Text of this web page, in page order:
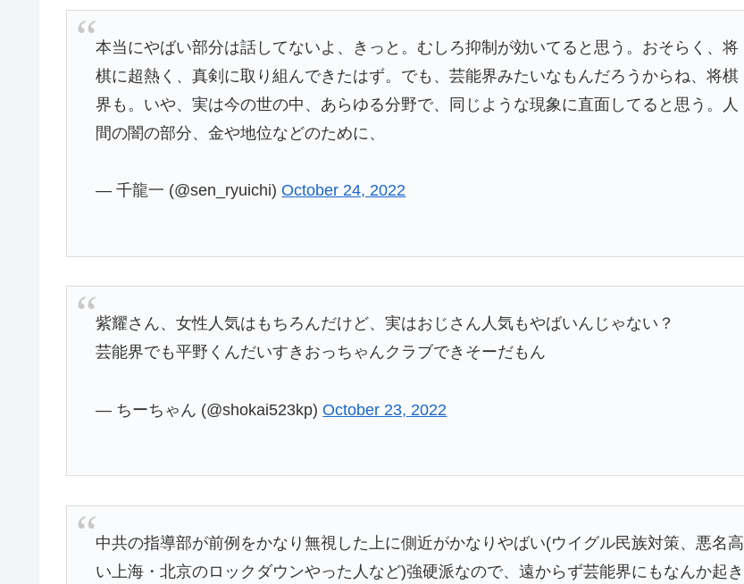
本当にやばい部分は話してないよ、きっと。むしろ抑制が効いてると思う。おそらく、将
棋に超熱く、真剣に取り組んできたはず。でも、芸能界みたいなもんだろうからね、将棋
界も。いや、実は今の世の中、あらゆる分野で、同じような現象に直面してると思う。人
間の闇の部分、金や地位などのために、
— 千龍一 (@sen_ryuichi)October 24, 2022
紫耀さん、女性人気はもちろんだけど、実はおじさん人気もやばいんじゃない？
芸能界でも平野くんだいすきおっちゃんクラブできそーだもん
— ちーちゃん (@shokai523kp)October 23, 2022
中共の指導部が前例をかなり無視した上に側近がかなりやばい(ウイグル民族対策、悪名高
い上海・北京のロックダウンやった人など)強硬派なので、遠からず芸能界にもなんか起き